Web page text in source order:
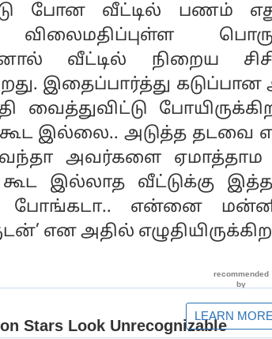
போன வீட்டில் பணம்
வீட்டில் நிறைய
இதைப்பார்த்து
வைத்துவிட்டு
கூட இல்லை.. அடுத்த தடவை
வந்தா அவர்களை ஏமாத்தாம
இல்லாத வீட்டுக்கு
போங்கடா.. என்னை
என அதில்